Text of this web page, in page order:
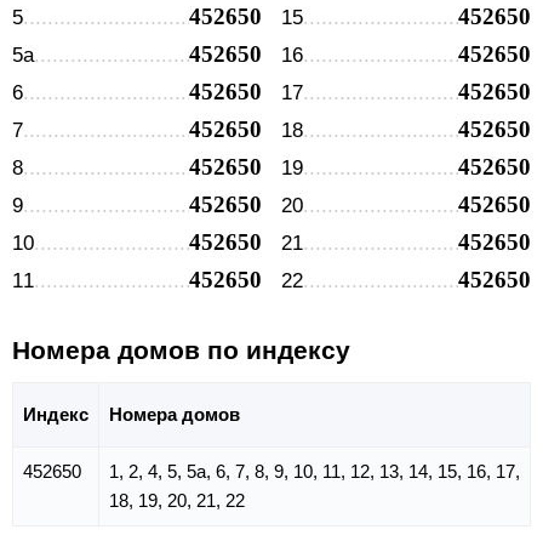
5 452650
5а 452650
6 452650
7 452650
8 452650
9 452650
10 452650
11 452650
15 452650
16 452650
17 452650
18 452650
19 452650
20 452650
21 452650
22 452650
Номера домов по индексу
Индекс Номера домов
452650
1, 2, 4, 5, 5а, 6, 7, 8, 9, 10, 11, 12, 13, 14, 15, 16, 17,
18, 19, 20, 21, 22